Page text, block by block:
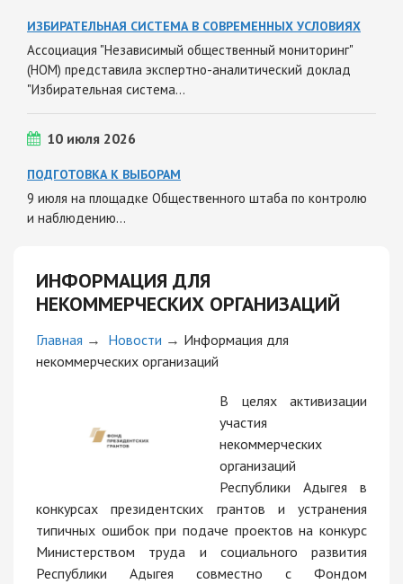
ИЗБИРАТЕЛЬНАЯ СИСТЕМА В СОВРЕМЕННЫХ УСЛОВИЯХ
Ассоциация "Независимый общественный мониторинг"
(НОМ) представила экспертно-аналитический доклад
"Избирательная система…
10 июля 2026
ПОДГОТОВКА К ВЫБОРАМ
9 июля на площадке Общественного штаба по контролю
и наблюдению…
ИНФОРМАЦИЯ ДЛЯ
НЕКОММЕРЧЕСКИХ ОРГАНИЗАЦИЙ
Главная → Новости → Информация для
некоммерческих организаций
В целях активизации
участия
некоммерческих
организаций
Республики Адыгея в
конкурсах президентских грантов и устранения
типичных ошибок при подаче проектов на конкурс
Министерством труда и социального развития
Республики Адыгея совместно с Фондом